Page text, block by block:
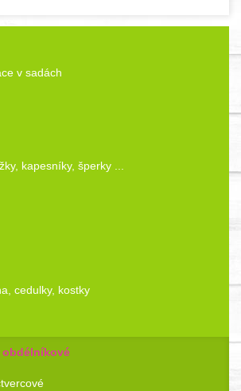
v sadách
kapesníky, šperky ...
cedulky, kostky